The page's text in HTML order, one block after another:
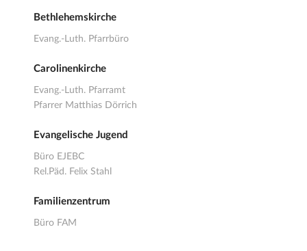
Bethlehemskirche
Evang.-Luth. Pfarrbüro
Carolinenkirche
Evang.-Luth. Pfarramt
Pfarrer Matthias Dörrich
Evangelische Jugend
Büro EJEBC
Rel.Päd. Felix Stahl
Familienzentrum
Büro FAM